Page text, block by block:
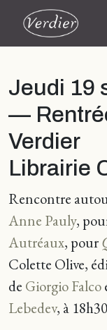
Jeudi 19
—
Verdier
Librairie
Rencontre
Anne Pauly,
Autréaux, pour
Colette Olive,
de Giorgio Falco
Lebedev, à